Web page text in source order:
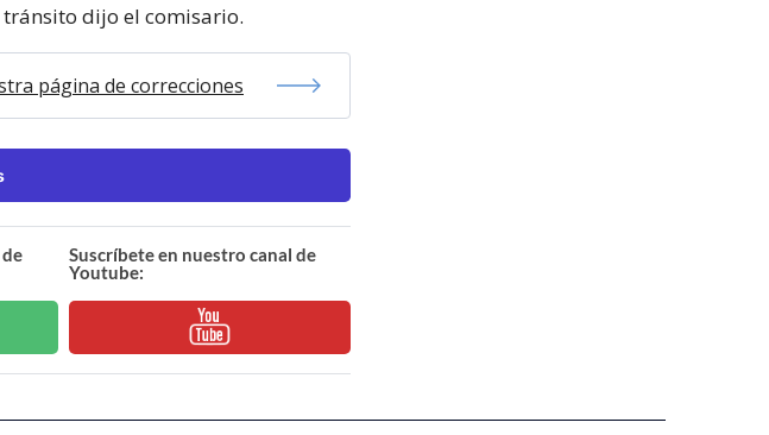
dijo el comisario.
página de correcciones
Suscríbete en nuestro canal de
Youtube: